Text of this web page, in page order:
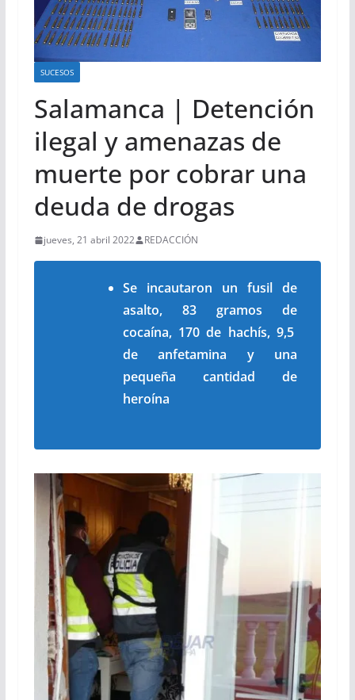
SUCESOS
Salamanca | Detención
ilegal y amenazas de
muerte por cobrar una
deuda de drogas
jueves, 21 abril 2022 REDACCIÓN
Se incautaron un fusil de
asalto, 83 gramos de
cocaína, 170 de hachís, 9,5
de anfetamina y una
pequeña cantidad de
heroína